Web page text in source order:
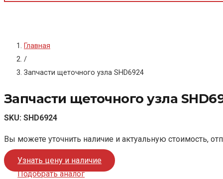
Главная
/
Запчасти щеточного узла SHD6924
Запчасти щеточного узла
SKU: SHD6924
Вы можете уточнить наличие и актуальную стоимость,
Узнать цену и наличие
Подобрать аналог